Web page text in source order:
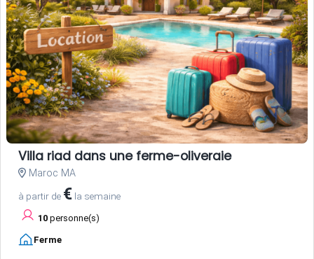
Villa riad dans une ferme-oliveraie
Maroc MA
à partir de € la semaine
10 personne(s)
Ferme